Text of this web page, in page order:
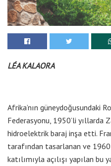
LÉA KALAORA
Afrika’nın güneydoğusundaki
Federasyonu, 1950’li yıllarda
hidroelektrik baraj inşa etti.
tarafından tasarlanan ve 1960
katılımıyla açılışı yapılan bu